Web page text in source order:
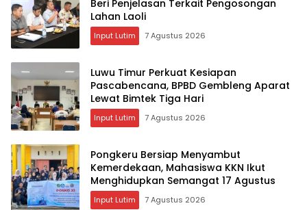
Beri Penjelasan Terkait Pengosongan
Lahan Laoli
Input Lutim 7 Agustus 2026
Luwu Timur Perkuat Kesiapan
Pascabencana, BPBD Gembleng Aparat
Lewat Bimtek Tiga Hari
Input Lutim 7 Agustus 2026
Pongkeru Bersiap Menyambut
Kemerdekaan, Mahasiswa KKN Ikut
Menghidupkan Semangat 17 Agustus
Input Lutim 7 Agustus 2026